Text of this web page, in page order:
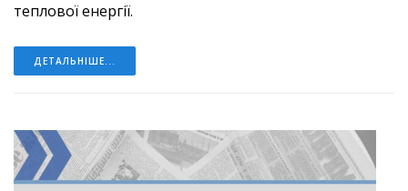
теплової енергії.
ДЕТАЛЬНІШЕ...